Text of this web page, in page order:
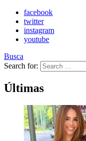
facebook
twitter
instagram
youtube
Busca
Search for:
Últimas